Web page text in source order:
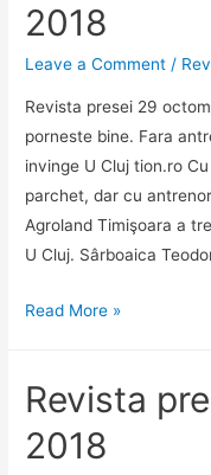
2018
Leave a Comment /
Revista presei 29
porneste bine. Fara
invinge U Cluj tion.ro
parchet, dar cu
Agroland Timişoara a
U Cluj. Sârboaica
Revista
octombrie
Read More »
Revista
2018